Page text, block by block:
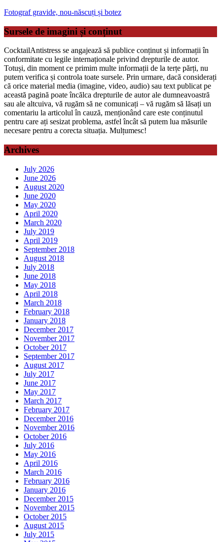
Fotograf gravide, nou-născuți și botez
Sursele de imagini și conținut
CocktailAntistress se angajează să publice conținut și informații în
conformitate cu legile internaționale privind drepturile de autor.
Totuși, din moment ce primim multe informații de la terțe părți, nu
putem verifica și controla toate sursele. Prin urmare, dacă considerați
că orice material media (imagine, video, audio) sau text publicat pe
această pagină poate încălca drepturile de autor ale dumneavoastră
sau ale altcuiva, vă rugăm să ne comunicați – vă rugăm să lăsați un
comentariu la articolul în cauză, menționând care este conținutul
pentru care ați sesizat problema, astfel încât să putem lua măsurile
necesare pentru a corecta situația. Mulțumesc!
Archives
July 2026
June 2026
August 2020
June 2020
May 2020
April 2020
March 2020
July 2019
April 2019
September 2018
August 2018
July 2018
June 2018
May 2018
April 2018
March 2018
February 2018
January 2018
December 2017
November 2017
October 2017
September 2017
August 2017
July 2017
June 2017
May 2017
March 2017
February 2017
December 2016
November 2016
October 2016
July 2016
May 2016
April 2016
March 2016
February 2016
January 2016
December 2015
November 2015
October 2015
August 2015
July 2015